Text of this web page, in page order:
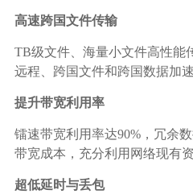
汽车行业
生产制造业
IT互联网行业
高速跨国文件传输
TB级文件、海量小文件高性能
远程、跨国文件和跨国数据加
提升带宽利用率
镭速带宽利用率达90%，冗余
带宽成本，充分利用网络现有资
超低延时与丢包